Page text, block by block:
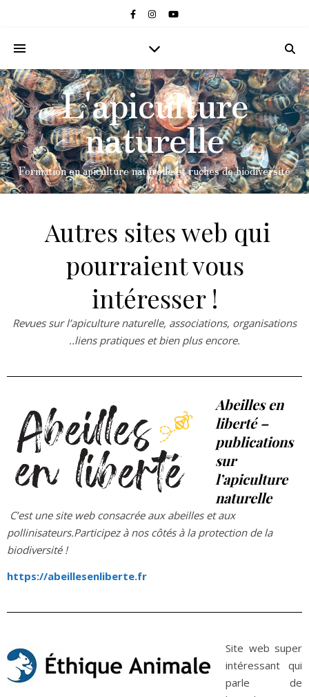
L'apiculture
naturelle
Formation en apiculture naturelle et ruches de biodiversité
Autres sites web qui
pourraient vous
intéresser !
Revues sur l’apiculture naturelle, associations, organisations
..liens pratiques et bien plus encore.
Abeilles en
liberté –
publications
sur
l’apiculture
naturelle
C’est une site web consacrée aux abeilles et aux
pollinisateurs.Participez à nos côtés à la protection de la
biodiversité !
https://abeillesenliberte.fr
Site web super
intéressant qui
parle de